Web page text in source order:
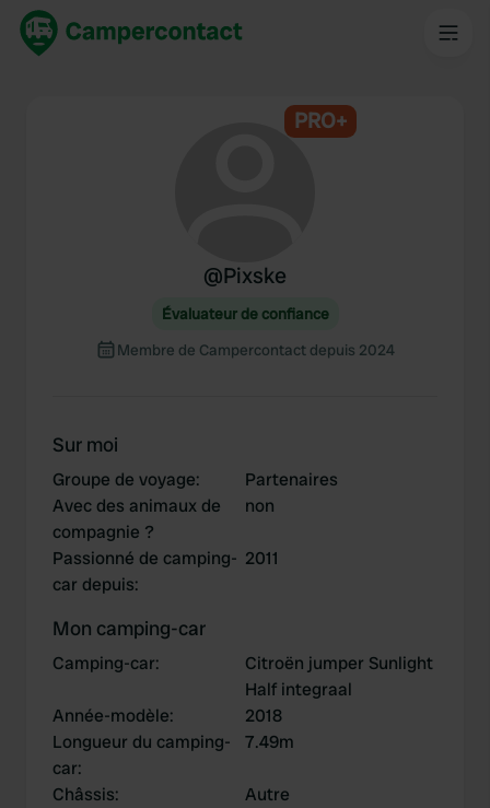
PRO+
@Pixske
Évaluateur de confiance
Membre de Campercontact depuis 2024
Sur moi
Groupe de voyage:
Partenaires
Avec des animaux de
compagnie ?
non
Passionné de camping-
car depuis:
2011
Mon camping-car
Camping-car:
Citroën jumper Sunlight
Half integraal
Année-modèle:
2018
Longueur du camping-
car:
7.49m
Châssis:
Autre